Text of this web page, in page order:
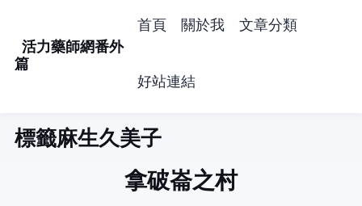
活力藥師網番外
篇
首頁 關於我 文章分類
好站連結
標籤: 麻生久美子 (1)
拿破崙之村